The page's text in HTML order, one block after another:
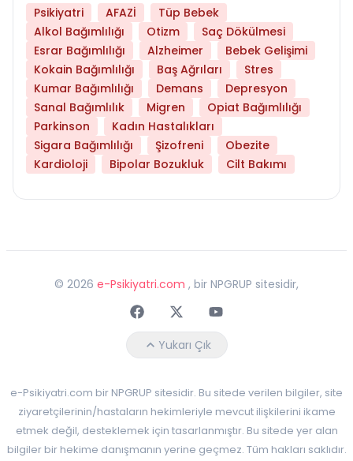
Psikiyatri AFAZİ
Tüp Bebek
Alkol Bağımlılığı
Otizm
Saç Dökülmesi
Esrar Bağımlılığı
Alzheimer
Bebek Gelişimi
Kokain Bağımlılığı
Baş Ağrıları
Stres
Kumar Bağımlılığı
Demans
Depresyon
Sanal Bağımlılık
Migren
Opiat Bağımlılığı
Parkinson
Kadın Hastalıkları
Sigara Bağımlılığı
Şizofreni
Obezite
Kardioloji
Bipolar Bozukluk Cilt Bakımı
© 2026 e-Psikiyatri.com , bir NPGRUP sitesidir,
FaceebokTwitterYoutube
Yukarı Çık
e-Psikiyatri.com bir NPGRUP sitesidir. Bu sitede verilen bilgiler, site
ziyaretçilerinin/hastaların hekimleriyle mevcut ilişkilerini ikame
etmek değil, desteklemek için tasarlanmıştır. Bu sitede yer alan
bilgiler bir hekime danışmanın yerine geçmez. Tüm hakları saklıdır.